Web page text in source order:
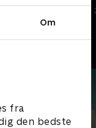
Om
fra
den bedste